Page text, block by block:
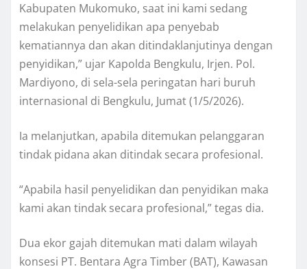
Kabupaten Mukomuko, saat ini kami sedang
melakukan penyelidikan apa penyebab
kematiannya dan akan ditindaklanjutinya dengan
penyidikan,” ujar Kapolda Bengkulu, Irjen. Pol.
Mardiyono, di sela-sela peringatan hari buruh
internasional di Bengkulu, Jumat (1/5/2026).
Ia melanjutkan, apabila ditemukan pelanggaran
tindak pidana akan ditindak secara profesional.
“Apabila hasil penyelidikan dan penyidikan maka
kami akan tindak secara profesional,” tegas dia.
Dua ekor gajah ditemukan mati dalam wilayah
konsesi PT. Bentara Agra Timber (BAT), Kawasan